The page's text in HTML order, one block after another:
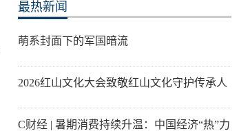
最热新闻
萌系封面下的军国暗流
2026红山文化大会致敬红山文化守护传承人
C财经 | 暑期消费持续升温：中国经济“热”力